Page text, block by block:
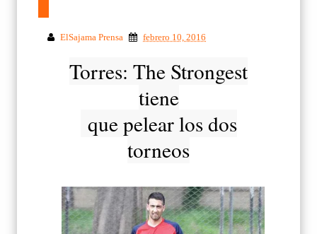
ElSajama Prensa febrero 10, 2016
Torres: The Strongest
tiene
que pelear los dos
torneos